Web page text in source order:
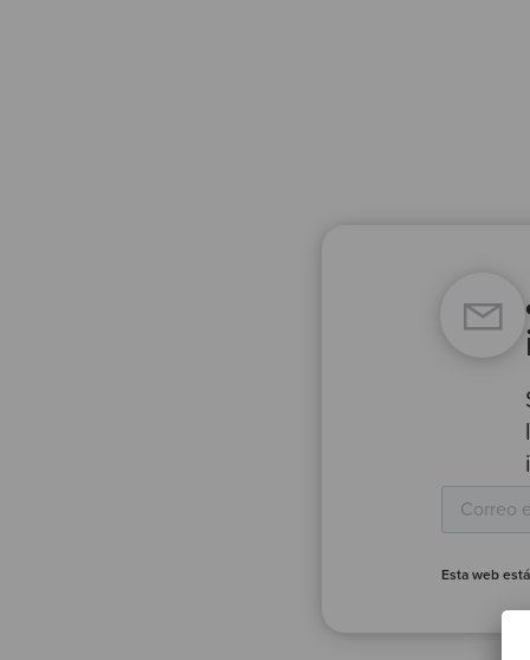
Esta web